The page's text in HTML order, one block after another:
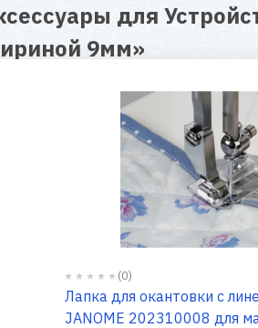
для
9мм»
(0)
Лапка для окантовки с
JANOME 202310008 для машин с